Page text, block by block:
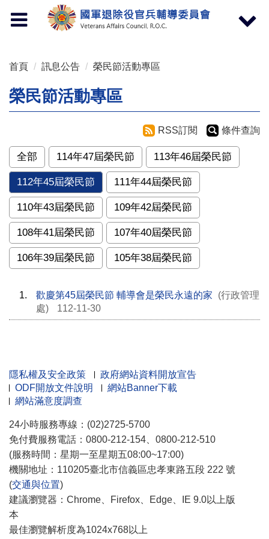
Toggle
navigation
Toggle
首頁 訊息公告 榮民節活動專區
榮民節活動專區
RSS訂閱 條件查詢
全部 114年47屆榮民節 113年46屆榮民節
112年45屆榮民節 111年44屆榮民節
110年43屆榮民節 109年42屆榮民節
108年41屆榮民節 107年40屆榮民節
106年39屆榮民節 105年38屆榮民節
1. 歡慶第45屆榮民節 輔導會是榮民永遠的家
(行政管理
處)
112-11-30
隱私權及安全政策
政府網站資料開放宣告
ODF開放文件說明
網站Banner下載
網站滿意度調查
24小時服務專線：(02)2725-5700
免付費服務電話：0800-212-154、0800-212-510
(服務時間：星期一至星期五08:00~17:00)
機關地址：110205臺北市信義區忠孝東路五段 222 號
(交通與位置)
建議瀏覽器：Chrome、Firefox、Edge、IE 9.0以上版
本
最佳瀏覽解析度為1024x768以上